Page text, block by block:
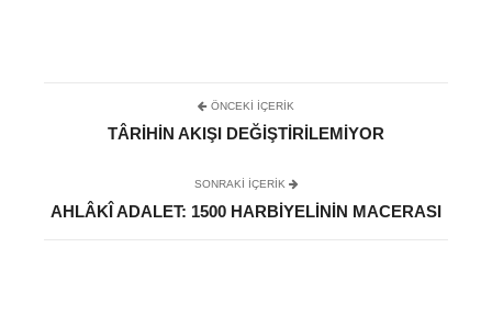
ÖNCEKI İÇERIK
TÂRIHIN AKIŞI DEĞIŞTIRILEMIYOR
SONRAKI IÇERIK
AHLÂKÎ ADALET: 1500 HARBIYELININ MACERASI